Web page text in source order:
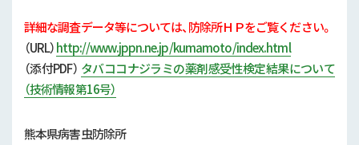
詳細な調査データ等については、防除所ＨＰをご覧ください。
（URL）http://www.jppn.ne.jp/kumamoto/index.html
（添付PDF） タバココナジラミの薬剤感受性検定結果について
（技術情報第16号）
熊本県病害虫防除所
病害虫
行政情報
補助事業
試験研究
2019年 (5)